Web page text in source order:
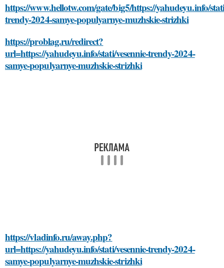
https://www.hellotw.com/gate/big5/https://yahudeyu.info/
trendy-2024-samye-populyarnye-muzhskie-strizhki
https://problag.ru/redirect?
url=https://yahudeyu.info/stati/vesennie-trendy-2024-
samye-populyarnye-muzhskie-strizhki
https://vladinfo.ru/away.php?
url=https://yahudeyu.info/stati/vesennie-trendy-2024-
samye-populyarnye-muzhskie-strizhki